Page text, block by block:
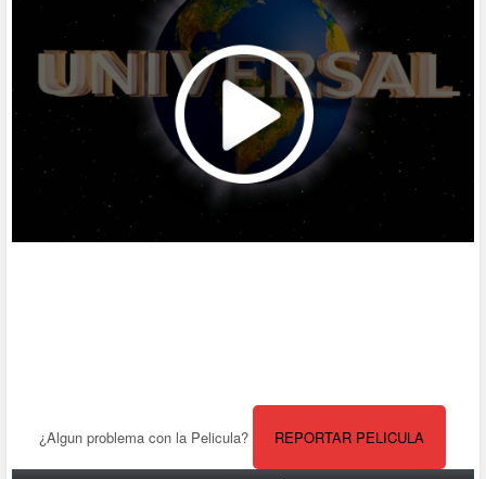
¿Algun problema con la Pelicula? REPORTAR PELICULA